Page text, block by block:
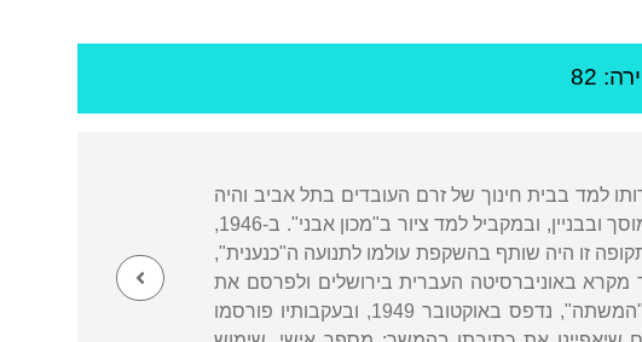
82
למד בבית חינוך של זרם העובדים בתל אביב והיה
חבר בתנועת "השומר הצעיר". בהיותו בן שש-עשרה עזב את הלימודים והחל לעבוד במוסך ובבניין, ובמקביל למד ציור ב"מכון אבני". ב-1946,
זו היה שותף בהשקפת עולמו לתנועה ה"כנענית",
מקרא באוניברסיטה העברית בירושלים ולפרסם את
סיפוריו הקצרים הראשונים בכתב העת "אל"ף" בעריכת אהרן אמיר. ראשון סיפוריו, "המשתה", נדפס באוקטובר 1949, ובעקבותיו פורסמו